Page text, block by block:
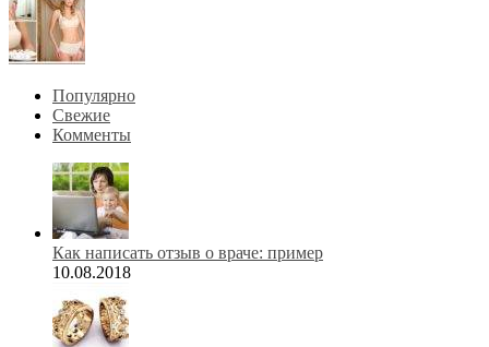
Популярно
Свежие
Комменты
Как написать отзыв о враче: пример
10.08.2018